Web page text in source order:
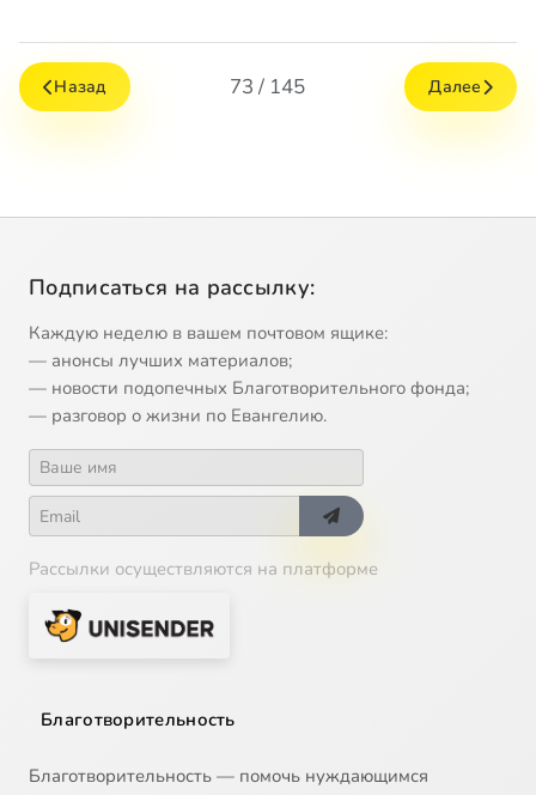
Назад 73 / 145 Далее
Подписаться на рассылку:
Каждую неделю в вашем почтовом ящике:
— анонсы лучших материалов;
— новости подопечных Благотворительного фонда;
— разговор о жизни по Евангелию.
Рассылки осуществляются на платформе
Благотворительность
Благотворительность — помочь нуждающимся